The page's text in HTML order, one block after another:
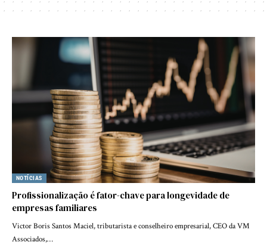
NOTÍCIAS
Profissionalização é fator-chave para longevidade de
empresas familiares
Victor Boris Santos Maciel, tributarista e conselheiro empresarial, CEO da VM
Associados,…